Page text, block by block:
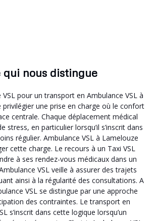
qui nous distingue
pour un transport en Ambulance VSL à
privilégier une prise en charge où le confort
centrale. Chaque déplacement médical
stress, en particulier lorsqu’il s’inscrit dans
régulier. Ambulance VSL à Lamelouze
cette charge. Le recours à un Taxi VSL
à ses rendez-vous médicaux dans un
VSL veille à assurer des trajets
ainsi à la régularité des consultations. A
VSL se distingue par une approche
des contraintes. Le transport en
s’inscrit dans cette logique lorsqu’un